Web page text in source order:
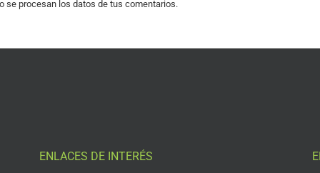
se procesan los datos de tus comentarios.
ENLACES DE INTERÉS